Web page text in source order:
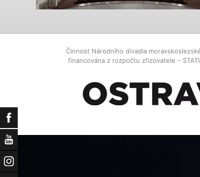
Facebook
YouTube
Instagram
Činnost Národního divadla
financována z rozpočtu zřizovatele –